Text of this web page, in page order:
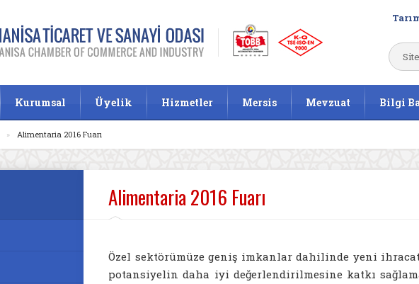
Kurumsal Üyelik Hizmetler Mersis Mevzuat Bilgi
» Alimentaria 2016 Fuarı
Alimentaria 2016 Fuarı
Özel sektörümüze geniş imkanlar dahilinde yeni
potansiyelin daha iyi değerlendirilmesine katkı